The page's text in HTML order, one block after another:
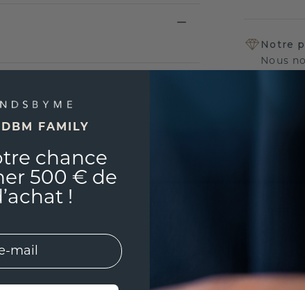
Notre
Nous
nos
vie
sur
partir
FAMILY
chance
500 € de
!